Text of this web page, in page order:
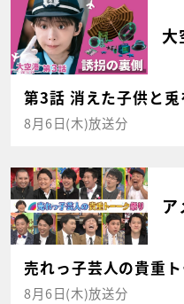
大
第3話 消えた子供と兎
8月6日(木)放送分
ア
売れっ子芸人の貴重
8月6日(木)放送分